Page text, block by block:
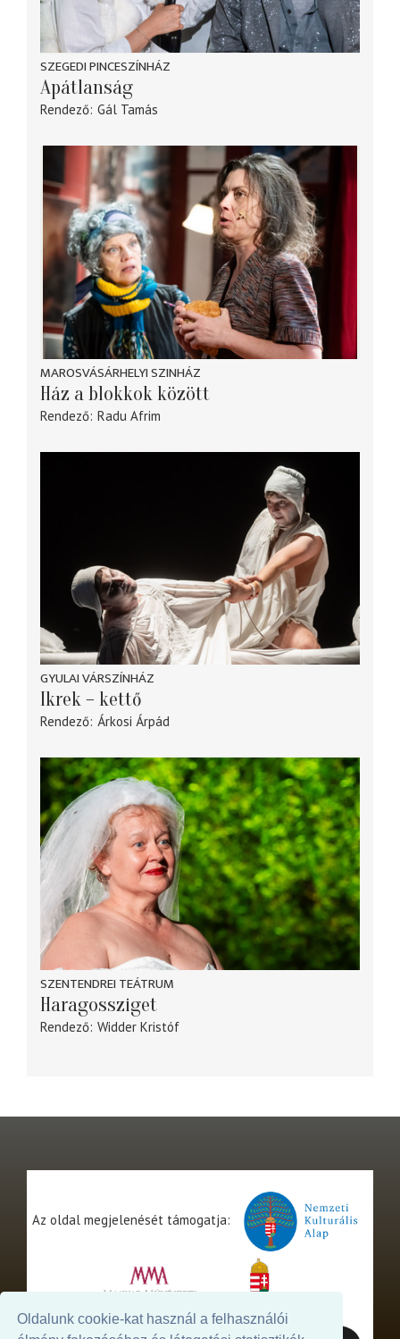
Oldalunk cookie-kat használ a felhasználói
SZEGEDI PINCESZÍNHÁZ
Apátlanság
Rendező Gál Tamás
MAROSVÁSÁRHELYI SZINHÁZ
Ház a blokkok között
Rendező Radu Afrim
GYULAI VÁRSZÍNHÁZ
Ikrek – kettő
Rendező Árkosi Árpád
SZENTENDREI TEÁTRUM
Haragossziget
Rendező Widder Kristóf
Az oldal megjelenését támogatja: